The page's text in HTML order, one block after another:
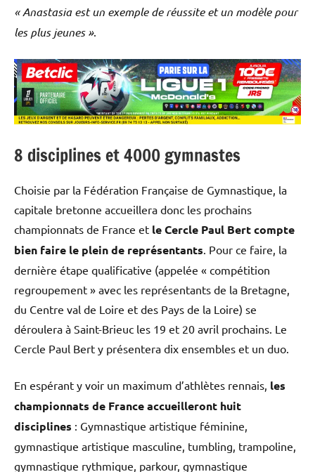
« Anastasia est un exemple de réussite et un modèle pour
les plus jeunes ».
8 disciplines et 4000 gymnastes
Choisie par la Fédération Française de Gymnastique, la
capitale bretonne accueillera donc les prochains
championnats de France et le Cercle Paul Bert compte
bien faire le plein de représentants. Pour ce faire, la
dernière étape qualificative (appelée « compétition
regroupement » avec les représentants de la Bretagne,
du Centre val de Loire et des Pays de la Loire) se
déroulera à Saint-Brieuc les 19 et 20 avril prochains. Le
Cercle Paul Bert y présentera dix ensembles et un duo.
En espérant y voir un maximum d’athlètes rennais, les
championnats de France accueilleront huit
disciplines : Gymnastique artistique féminine,
gymnastique artistique masculine, tumbling, trampoline,
gymnastique rythmique, parkour, gymnastique